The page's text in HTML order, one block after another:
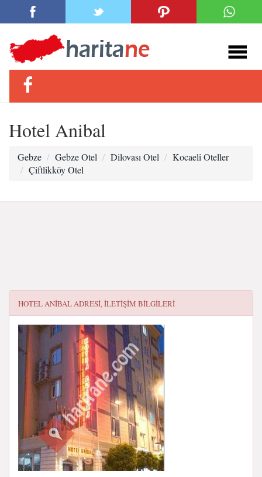
Hotel Anibal
Gebze Gebze Otel Dilovası Otel
Kocaeli Oteller
Çiftlikköy Otel
HOTEL ANIBALADRESI, ILETIŞIM BILGILERI